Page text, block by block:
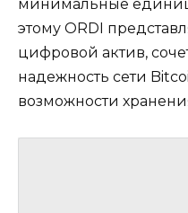
минимальные
этому ORDI
цифровой актив,
надежность сети
возможности